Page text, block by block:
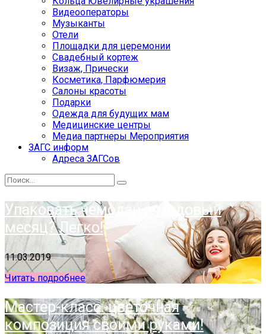
Видеооператоры
Музыканты
Отели
Площадки для церемонии
Свадебный кортеж
Визаж, Прически
Косметика, Парфюмерия
Салоны красоты
Подарки
Одежда для будущих мам
Медицинские центры
Медиа партнеры Мероприятия
ЗАГС информ
Адреса ЗАГСов
Упаковать чемодан в медовый
месяц? Легко!
11.03.2019
Читать подробнее
Мастер-класс: цветочная
композиция своими руками!